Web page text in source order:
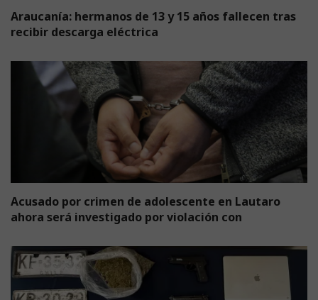
Araucanía: hermanos de 13 y 15 años fallecen tras
recibir descarga eléctrica
Acusado por crimen de adolescente en Lautaro
ahora será investigado por violación con